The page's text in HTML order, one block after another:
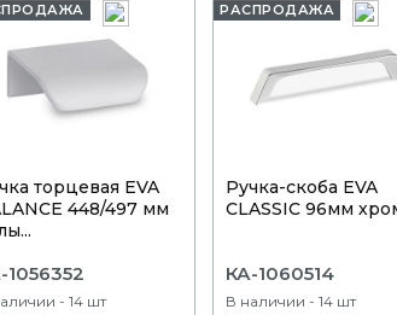
торцевая EVA
448/497 мм
1056352
- 14 шт
РАСПРОДАЖА
Ручка-скоба EVA
CLASSIC 96мм
КА-1060514
В наличии - 14 шт